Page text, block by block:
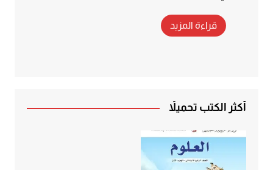
قراءة المزيد
أكثر الكتب تحميلاً